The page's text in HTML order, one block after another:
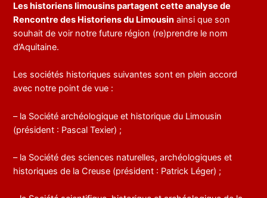
Les historiens limousins partagent cette analyse de
Rencontre des Historiens du Limousin ainsi que son
souhait de voir notre future région (re)prendre le nom
d’Aquitaine.
Les sociétés historiques suivantes sont en plein accord
avec notre point de vue :
– la Société archéologique et historique du Limousin
(président : Pascal Texier) ;
– la Société des sciences naturelles, archéologiques et
historiques de la Creuse (président : Patrick Léger) ;